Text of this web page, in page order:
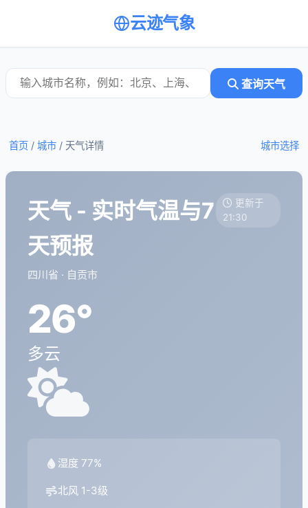
云迹气象
查询天气
城市选择
首页 / 城市 / 天气详情
天气 - 实时气温与7
天预报
四川省 · 自贡市
更新于
21:30
26°
多云
湿度 77%
北风 1-3级